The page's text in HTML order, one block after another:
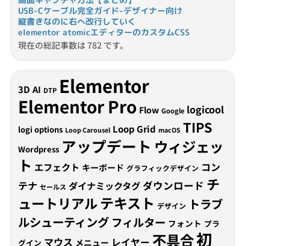
USB-Cケーブル完全ガイド-デザイナー向け
縦書きなのに右へ改行していく
elementor atomicエディターのカスタムCSS
現在の総記事数は 782 です。
3D AI DTP Elementor
Elementor Pro Flow Google logicool
logi options Loop Carousel Loop Grid macOS TIPS
Wordpress アップデート ウィジェッ
ト エフェクト キーボード グラフィックデザイン コン
テナ セールス ダイナミックタグダウンロード チ
ュートリアルテキスト デザイン トラブ
ルシューティング フィルター フォント プラ
グイン マウス メニュー レイヤー 不具合初